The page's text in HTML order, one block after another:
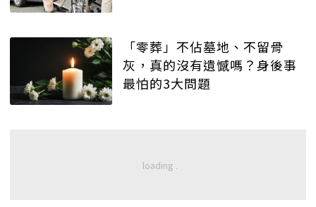
「零葬」不佔墓地、不留骨
灰，真的沒有遺憾嗎？身後事
最怕的3大問題